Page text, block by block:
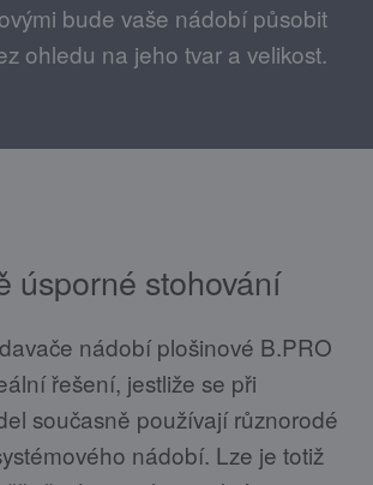
bude vaše nádobí působit
ohledu na jeho tvar a velikost.
úsporné stohování
nádobí plošinové B.PRO
řešení, jestliže se při
současně používají různorodé
nádobí. Lze je totiž